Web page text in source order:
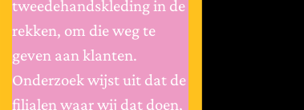
tweedehandskleding in de
rekken, om die weg te
geven aan klanten.
Onderzoek wijst uit dat de
filialen waar wij dat doen,